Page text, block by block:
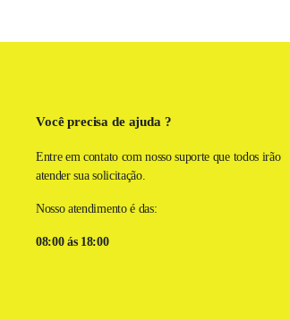
Você precisa de ajuda ?
Entre em contato com nosso suporte que todos irão
atender sua solicitação.
Nosso atendimento é das:
08:00 ás 18:00